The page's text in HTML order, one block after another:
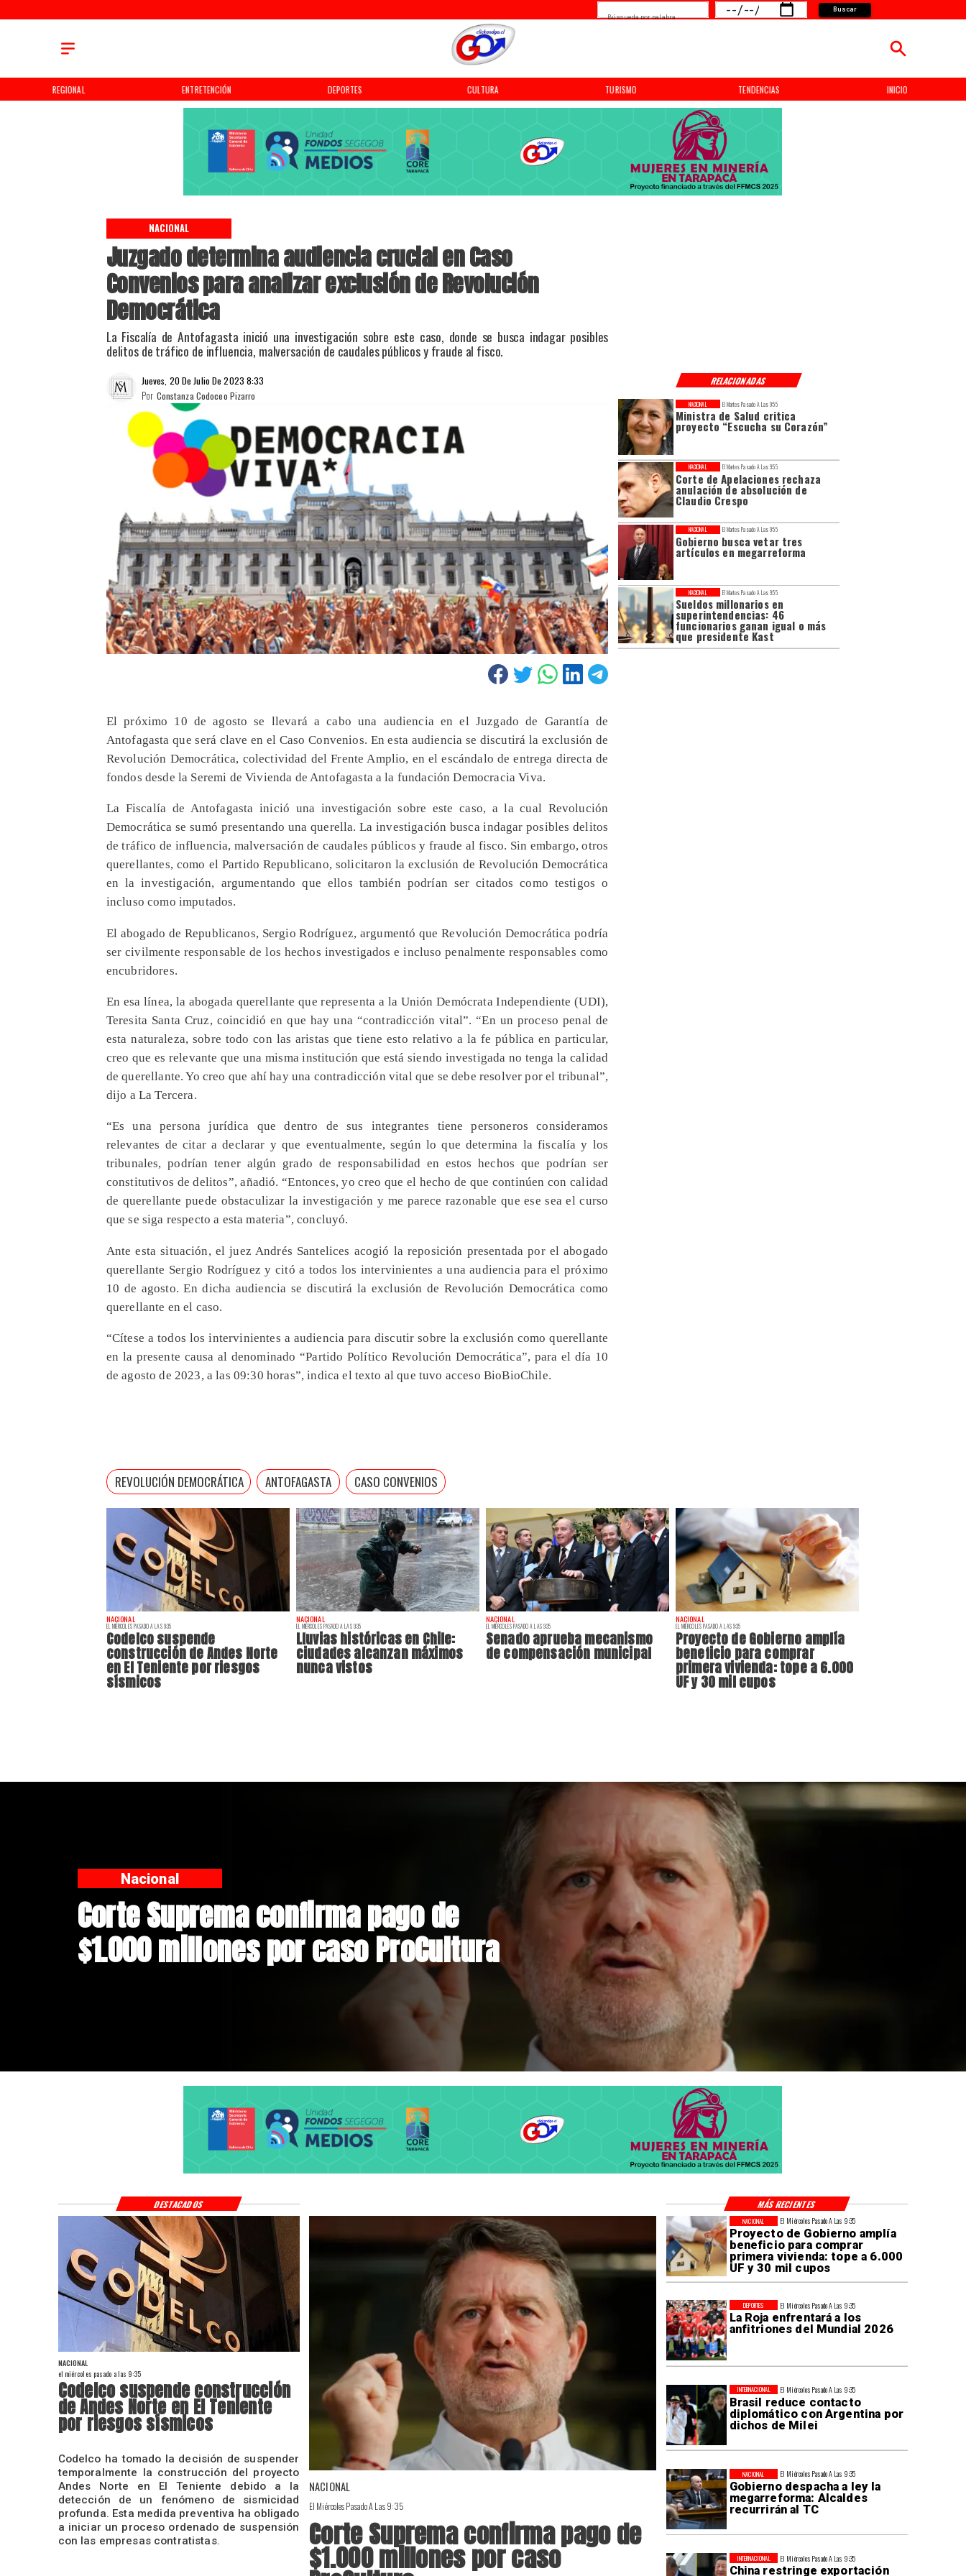
REGIONAL ENTRETENCIÓN DEPORTES CULTURA TURISMO TENDENCIAS INICIO
Buscar
Búsqueda por palabra
Juzgado determina audiencia crucial en Caso
Convenios para analizar exclusión de Revolución
Democrática
La Fiscalía de Antofagasta inició una investigación sobre este caso, donde se busca indagar posibles
delitos de tráfico de influencia, malversación de caudales públicos y fraude al fisco.
NACIONAL
RELACIONADAS
Jueves, 20 De Julio De 2023 8:33
Constanza Codoceo Pizarro
Por
NACIONAL
EL MIÉRCOLES PASADO A LAS 9:35
Codelco suspende
construcción de Andes Norte
en El Teniente por riesgos
sísmicos
NACIONAL
EL MIÉRCOLES PASADO A LAS 9:35
Lluvias históricas en Chile:
ciudades alcanzan máximos
nunca vistos
NACIONAL
EL MIÉRCOLES PASADO A LAS 9:35
Senado aprueba mecanismo
de compensación municipal
NACIONAL
EL MIÉRCOLES PASADO A LAS 9:35
Proyecto de Gobierno amplía
beneficio para comprar
primera vivienda: tope a 6.000
UF y 30 mil cupos
El Martes Pasado A Las 9:55
Ministra de Salud critica
proyecto “Escucha su Corazón”
NACIONAL
El Martes Pasado A Las 9:55
Corte de Apelaciones rechaza
anulación de absolución de
Claudio Crespo
NACIONAL
El Martes Pasado A Las 9:55
Gobierno busca vetar tres
artículos en megarreforma
NACIONAL
El Martes Pasado A Las 9:55
Sueldos millonarios en
superintendencias: 46
funcionarios ganan igual o más
que presidente Kast
NACIONAL
El próximo 10 de agosto se llevará a cabo una audiencia en el Juzgado de Garantía de
Antofagasta que será clave en el Caso Convenios. En esta audiencia se discutirá la exclusión de
Revolución Democrática, colectividad del Frente Amplio, en el escándalo de entrega directa de
fondos desde la Seremi de Vivienda de Antofagasta a la fundación Democracia Viva.
La Fiscalía de Antofagasta inició una investigación sobre este caso, a la cual Revolución
Democrática se sumó presentando una querella. La investigación busca indagar posibles delitos
de tráfico de influencia, malversación de caudales públicos y fraude al fisco. Sin embargo, otros
querellantes, como el Partido Republicano, solicitaron la exclusión de Revolución Democrática
en la investigación, argumentando que ellos también podrían ser citados como testigos o
incluso como imputados.
El abogado de Republicanos, Sergio Rodríguez, argumentó que Revolución Democrática podría
ser civilmente responsable de los hechos investigados e incluso penalmente responsables como
encubridores.
En esa línea, la abogada querellante que representa a la Unión Demócrata Independiente (UDI),
Teresita Santa Cruz, coincidió en que hay una “contradicción vital”. “En un proceso penal de
esta naturaleza, sobre todo con las aristas que tiene esto relativo a la fe pública en particular,
creo que es relevante que una misma institución que está siendo investigada no tenga la calidad
de querellante. Yo creo que ahí hay una contradicción vital que se debe resolver por el tribunal”,
dijo a La Tercera.
“Es una persona jurídica que dentro de sus integrantes tiene personeros consideramos
relevantes de citar a declarar y que eventualmente, según lo que determina la fiscalía y los
tribunales, podrían tener algún grado de responsabilidad en estos hechos que podrían ser
constitutivos de delitos”, añadió. “Entonces, yo creo que el hecho de que continúen con calidad
de querellante puede obstaculizar la investigación y me parece razonable que ese sea el curso
que se siga respecto a esta materia”, concluyó.
Ante esta situación, el juez Andrés Santelices acogió la reposición presentada por el abogado
querellante Sergio Rodríguez y citó a todos los intervinientes a una audiencia para el próximo
10 de agosto. En dicha audiencia se discutirá la exclusión de Revolución Democrática como
querellante en el caso.
“Cítese a todos los intervinientes a audiencia para discutir sobre la exclusión como querellante
en la presente causa al denominado “Partido Político Revolución Democrática”, para el día 10
de agosto de 2023, a las 09:30 horas”, indica el texto al que tuvo acceso BioBioChile.
REVOLUCIÓN DEMOCRÁTICA ANTOFAGASTA CASO CONVENIOS
Codelco suspende construcción de
Andes Norte en El Teniente por
Nacional
El Miércoles Pasado A Las 9:35
Proyecto de Gobierno amplía
beneficio para comprar
primera vivienda: tope a 6.000
UF y 30 mil cupos
NACIONAL
El Miércoles Pasado A Las 9:35
La Roja enfrentará a los
anfitriones del Mundial 2026
DEPORTES
El Miércoles Pasado A Las 9:35
Brasil reduce contacto
diplomático con Argentina por
dichos de Milei
INTERNACIONAL
El Miércoles Pasado A Las 9:35
Gobierno despacha a ley la
megarreforma: Alcaldes
recurrirán al TC
NACIONAL
El Miércoles Pasado A Las 9:35
China restringe exportación
INTERNACIONAL
NACIONAL
el miércoles pasado a las 9:35
Codelco suspende construcción
de Andes Norte en El Teniente
por riesgos sísmicos
Codelco ha tomado la decisión de suspender
temporalmente la construcción del proyecto
Andes Norte en El Teniente debido a la
detección de un fenómeno de sismicidad
profunda. Esta medida preventiva ha obligado
a iniciar un proceso ordenado de suspensión
con las empresas contratistas.
NACIONAL
El Miércoles Pasado A Las 9:35
Corte Suprema confirma pago de
$1.000 millones por caso
DESTACADOS MÁS RECIENTES